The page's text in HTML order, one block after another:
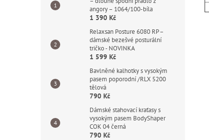
angory – 1064/100-bíla
1 390 Kč
Relaxsan Posture 6080 RP –
dámské bezešvé posturální
tričko - NOVINKA
1 599 Kč
Bavlněné kalhotky s vysokým
pasem poporodní /RLX 5200
tělová
790 Kč
Dámské stahovací kraťasy s
vysokým pasem BodyShaper
COK 04 černá
790 Kč